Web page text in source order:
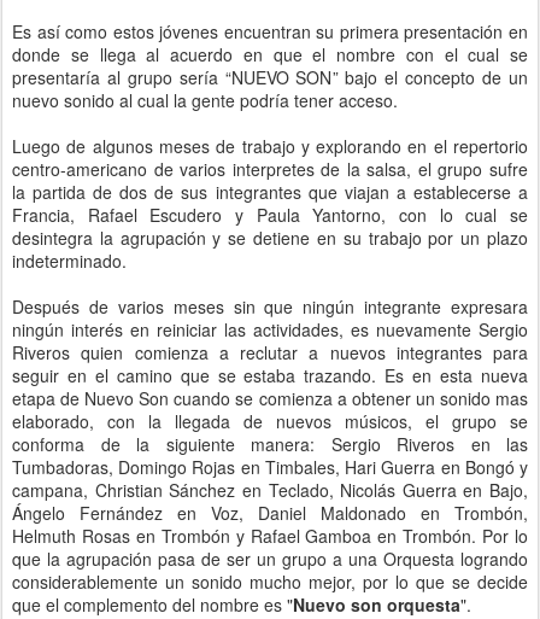
Es así como estos jóvenes encuentran su primera presentación en
donde se llega al acuerdo en que el nombre con el cual se
presentaría al grupo sería “NUEVO SON” bajo el concepto de un
nuevo sonido al cual la gente podría tener acceso.
Luego de algunos meses de trabajo y explorando en el repertorio
centro-americano de varios interpretes de la salsa, el grupo sufre
la partida de dos de sus integrantes que viajan a establecerse a
Francia, Rafael Escudero y Paula Yantorno, con lo cual se
desintegra la agrupación y se detiene en su trabajo por un plazo
indeterminado.
Después de varios meses sin que ningún integrante expresara
ningún interés en reiniciar las actividades, es nuevamente Sergio
Riveros quien comienza a reclutar a nuevos integrantes para
seguir en el camino que se estaba trazando. Es en esta nueva
etapa de Nuevo Son cuando se comienza a obtener un sonido mas
elaborado, con la llegada de nuevos músicos, el grupo se
conforma de la siguiente manera: Sergio Riveros en las
Tumbadoras, Domingo Rojas en Timbales, Hari Guerra en Bongó y
campana, Christian Sánchez en Teclado, Nicolás Guerra en Bajo,
Ángelo Fernández en Voz, Daniel Maldonado en Trombón,
Helmuth Rosas en Trombón y Rafael Gamboa en Trombón. Por lo
que la agrupación pasa de ser un grupo a una Orquesta logrando
considerablemente un sonido mucho mejor, por lo que se decide
que el complemento del nombre es "Nuevo son orquesta".